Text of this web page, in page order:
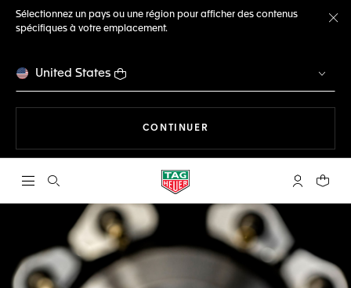
Sélectionnez un pays ou une région pour afficher des contenus
spécifiques à votre emplacement.
United States
CONTINUER
Ouvrir la barre de recherche Compte My
Votre